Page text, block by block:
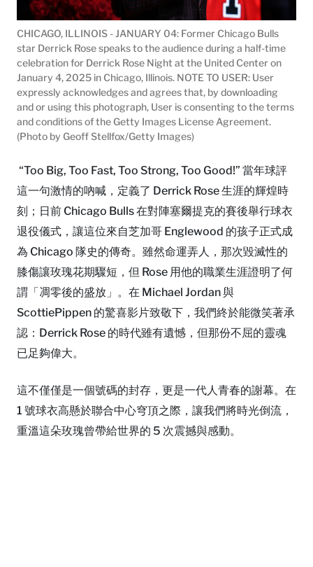
CHICAGO, ILLINOIS - JANUARY 04: Former Chicago Bulls
star Derrick Rose speaks to the audience during a half-time
celebration for Derrick Rose Night at the United Center on
January 4, 2025 in Chicago, Illinois. NOTE TO USER: User
expressly acknowledges and agrees that, by downloading
and or using this photograph, User is consenting to the terms
and conditions of the Getty Images License Agreement.
(Photo by Geoff Stellfox/Getty Images)
“Too Big, Too Fast, Too Strong, Too Good!” 當年球評
這一句激情的吶喊，定義了 Derrick Rose 生涯的輝煌時
刻；日前 Chicago Bulls 在對陣塞爾提克的賽後舉行球衣
退役儀式，讓這位來自芝加哥 Englewood 的孩子正式成
為 Chicago 隊史的傳奇。雖然命運弄人，那次毀滅性的
膝傷讓玫瑰花期驟短，但 Rose 用他的職業生涯證明了何
謂「凋零後的盛放」。在 Michael Jordan 與
ScottiePippen 的驚喜影片致敬下，我們終於能微笑著承
認：Derrick Rose 的時代雖有遺憾，但那份不屈的靈魂
已足夠偉大。
這不僅僅是一個號碼的封存，更是一代人青春的謝幕。在
1 號球衣高懸於聯合中心穹頂之際，讓我們將時光倒流，
重溫這朵玫瑰曾帶給世界的 5 次震撼與感動。